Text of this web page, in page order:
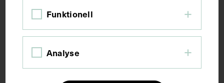
Funktionell
Analyse